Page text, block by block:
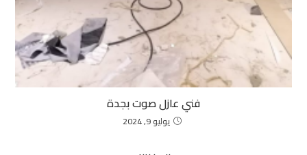
فني عازل صوت بجدة
يوليو 9, 2024